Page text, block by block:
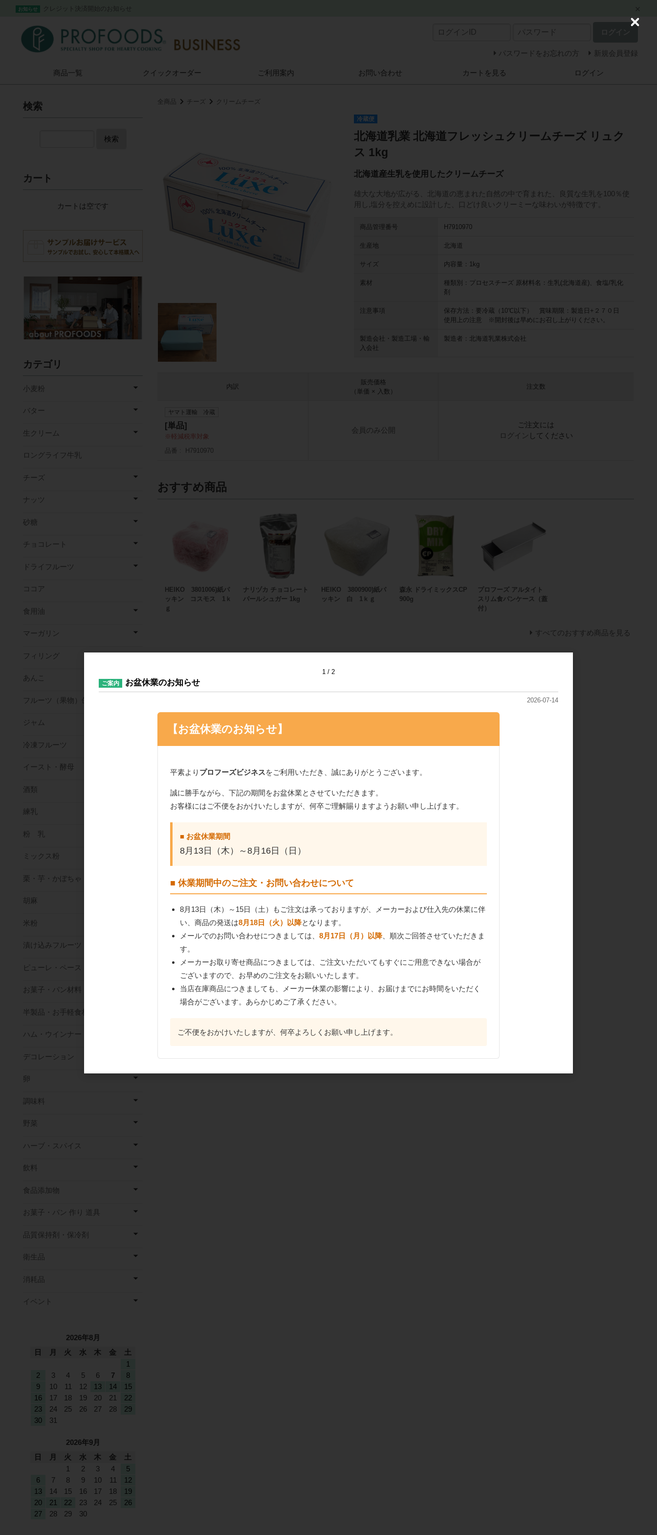
お知らせ クレジット決済開始のお知らせ
パスワードをお忘れの方 新規会員登録
商品一覧 クイック オーダー ご利用案内 お問い合わせ カートを見る ログイン
全商品 チーズ クリームチーズ
冷蔵便
北海道乳業 北海道フレッシュクリームチーズ リュク
ス 1kg
北海道産生乳を使用したクリームチーズ
雄大な大地が広がる、北海道の恵まれた自然の中で育まれた、良質な生乳を100％使
用し,塩分を控えめに設計した、口どけ良いクリーミーな味わいが特徴です。
商品管理番号 H7910970
生産地 北海道
サイズ 内容量：1kg
素材
種類別：プロセスチーズ 原材料名：生乳(北海道産)、食塩/乳化
剤
注意事項
保存方法：要冷蔵（10℃以下） 賞味期限：製造日+２７０日
使用上の注意 ※開封後は早めにお召し上がりください。
製造会社・製造工場・輸
入会社
製造者：北海道乳業株式会社
内訳
販売価格
（単価 × 入数）
注文数
ヤマト運輸 冷蔵
[単品]
軽減税率対象
品番
H7910970
会員のみ公開
ご注文には
ログイン してください
おすすめ商品
HEIKO 3801006)紙パ
ッキン コスモス 1ｋ
ｇ
ナリヅカ チョコレート
パールシュガー 1kg
HEIKO 3800900)紙パ
ッキン 白 1ｋｇ
森永 ドライミックスCP
900g
プロフーズ アルタイト
スリム食パンケース（蓋
付）
すべてのおすすめ商品を見る
検索
検索
カート
カートは空です
カテゴリ
小麦粉
バター
生クリーム
ロングライフ牛乳
チーズ
ナッツ
砂糖
チョコレート
ドライフルーツ
ココア
食用油
マーガリン
フィリング
あんこ
フルーツ（果物）缶詰
ジャム
冷凍フルーツ
イースト・酵母
酒類
練乳
粉 乳
ミックス粉
栗・芋・かぼちゃ
胡麻
米粉
漬け込みフルーツ
ピューレ・ペースト
お菓子・パン材料
半製品・お手軽食材
ハム・ウインナー
デコレーション
卵
調味料
野菜
ハーブ・スパイス
飲料
食品添加物
お菓子・パン 作り 道具
品質保持剤・保冷剤
衛生品
消耗品
イベント
2026年8月
日
月 火 水 木 金
土
1
2
3 4 5 6 7
8
9
10 11 12 13 14
15
16
17 18 19 20 21
22
23
24 25 26 27 28
29
30
31
2026年9月
日
月 火 水 木 金
土
1
2 3 4
5
6
7 8 9 10 11
12
13
14 15 16 17 18
19
20
21 22 23 24 25
26
27
28 29 30
1 2
ご案内 お盆休業のお知らせ
2026-07-14
【お盆休業のお知らせ】
平素より プロフーズビジネスをご利用いただき、誠にありがとうございます。
誠に勝手ながら、下記の期間をお盆休業とさせていただきます。
お客様にはご不便をおかけいたしますが、何卒ご理解賜りますようお願い申し上げます。
■ お盆休業期間
8月13日（木）～8月16日（日）
■ 休業期間中のご注文・お問い合わせについて
8月13日（木）～15日（土）もご注文は承っておりますが、メーカーおよび仕入先の休業に伴
い、商品の発送は8月18日（火）以降となります。
メールでのお問い合わせにつきましては、 8月17日（月）以降、順次ご回答させていただきま
す。
メーカーお取り寄せ商品につきましては、ご注文いただいてもすぐにご用意できない場合が
ございますので、お早めのご注文をお願いいたします。
当店在庫商品につきましても、メーカー休業の影響により、お届けまでにお時間をいただく
場合がございます。あらかじめご了承ください。
ご不便をおかけいたしますが、何卒よろしくお願い申し上げます。
C
s
e